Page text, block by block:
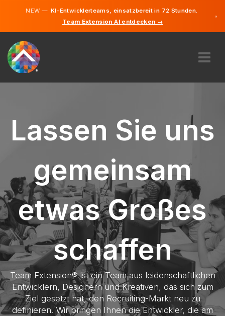
NEW —KI-Entwicklerteams, einsatzbereit in 72 Stunden.
Team Extension AI entdecken →
×
KARRIERE
FINDEN
LIECHTENSTEIN
DE
STARTEN SIE JETZT
Lassen Sie uns
gemeinsam
etwas Großes
schaffen
Team Extension® ist ein Team aus leidenschaftlichen
Entwicklern, Designern und Kreativen, das sich zum
Ziel gesetzt hat, den Recruiting-Markt neu zu
definieren. Wir bringen Ihnen die Entwickler, die am